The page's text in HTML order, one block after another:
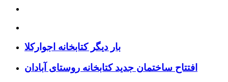
بار دیگر کتابخانه اجوارکلا
افتتاح ساختمان جدید کتابخانه روستای آبادان